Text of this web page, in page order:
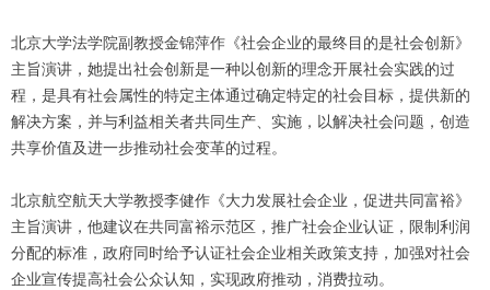
北京大学法学院副教授金锦萍作《社会企业的最终目的是社会创新》
主旨演讲，她提出社会创新是一种以创新的理念开展社会实践的过
程，是具有社会属性的特定主体通过确定特定的社会目标，提供新的
解决方案，并与利益相关者共同生产、实施，以解决社会问题，创造
共享价值及进一步推动社会变革的过程。
北京航空航天大学教授李健作《大力发展社会企业，促进共同富裕》
主旨演讲，他建议在共同富裕示范区，推广社会企业认证，限制利润
分配的标准，政府同时给予认证社会企业相关政策支持，加强对社会
企业宣传提高社会公众认知，实现政府推动，消费拉动。